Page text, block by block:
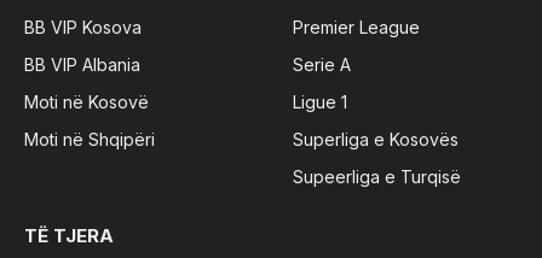
BB VIP Kosova
BB VIP Albania
Moti në Kosovë
Moti në Shqipëri
Premier League
Serie A
Ligue 1
Superliga e Kosovës
Supeerliga e Turqisë
TË TJERA